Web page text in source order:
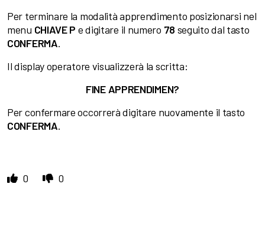
Per terminare la modalità apprendimento posizionarsi nel
menu CHIAVE P e digitare il numero 78 seguito dal tasto
CONFERMA.
Il display operatore visualizzerà la scritta:
FINE APPRENDIMEN?
Per confermare occorrerà digitare nuovamente il tasto
CONFERMA.
0 0